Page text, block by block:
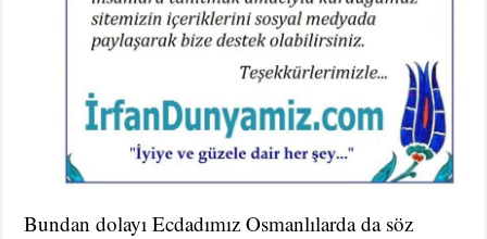
Bundan dolayı Ecdadımız Osmanlılarda da söz